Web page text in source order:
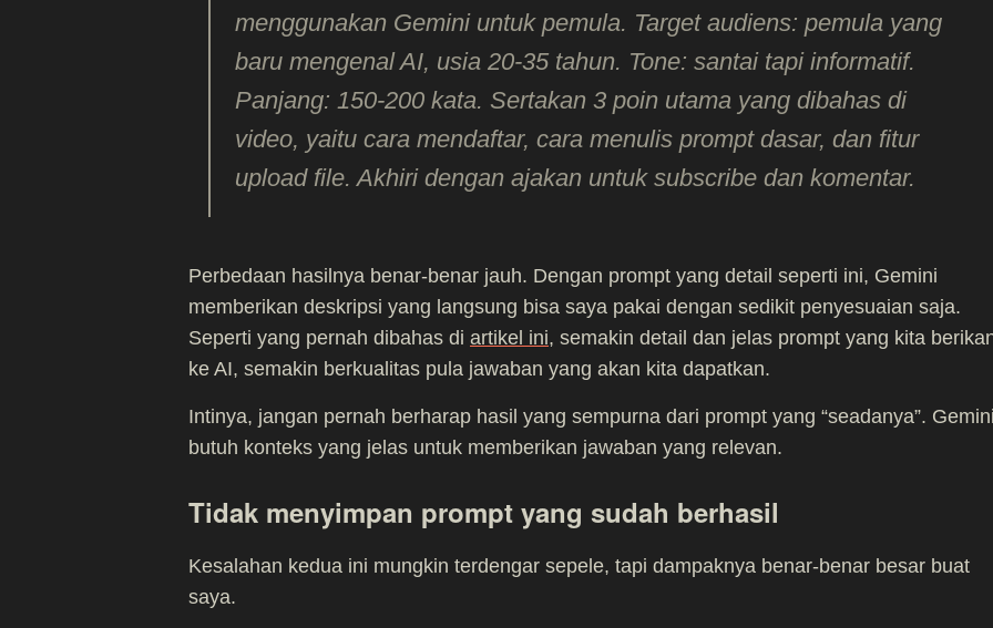
menggunakan Gemini untuk pemula. Target audiens: pemula yang
baru mengenal AI, usia 20-35 tahun. Tone: santai tapi informatif.
Panjang: 150-200 kata. Sertakan 3 poin utama yang dibahas di
video, yaitu cara mendaftar, cara menulis prompt dasar, dan fitur
upload file. Akhiri dengan ajakan untuk subscribe dan komentar.
Perbedaan hasilnya benar-benar jauh. Dengan prompt yang detail seperti ini, Gemini
memberikan deskripsi yang langsung bisa saya pakai dengan sedikit penyesuaian saja.
Seperti yang pernah dibahas di artikel ini, semakin detail dan jelas prompt yang kita
ke AI, semakin berkualitas pula jawaban yang akan kita dapatkan.
Intinya, jangan pernah berharap hasil yang sempurna dari prompt yang “seadanya”.
butuh konteks yang jelas untuk memberikan jawaban yang relevan.
Tidak menyimpan prompt yang sudah berhasil
Kesalahan kedua ini mungkin terdengar sepele, tapi dampaknya benar-benar besar buat
saya.